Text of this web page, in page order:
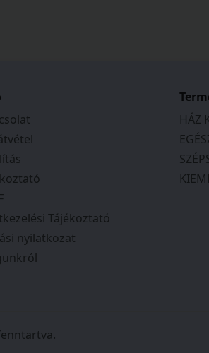
vízáramlású szeleppel és
és biztonságos
Tájékoztató
nyilatkozat
HÁZ